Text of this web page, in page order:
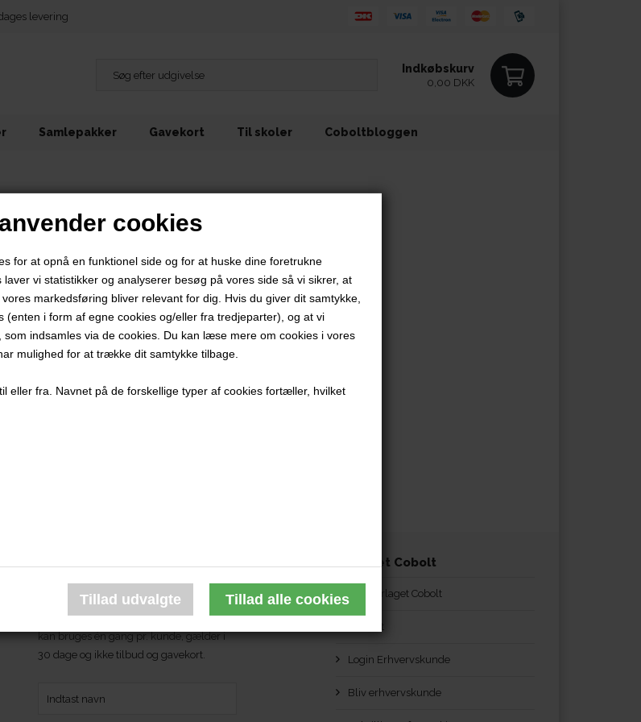
cookies
for at opnå en funktionel side og for at huske dine foretrukne
vi statistikker og analyserer besøg på vores side så vi sikrer, at
markedsføring bliver relevant for dig. Hvis du giver dit samtykke,
i form af egne cookies og/eller fra tredjeparter), og at vi
som indsamles via de cookies. Du kan læse mere om cookies i vores
mulighed for at trække dit samtykke tilbage.
eller fra. Navnet på de forskellige typer af cookies fortæller, hvilket
levering
Indkøbskurv
0,00 DKK
Samlepakker Gavekort Til skoler Coboltbloggen
Få 10 % rabat på din ordre første gang, du
tilmelder dig vores nyhedsbrev. Rabatten
kan bruges én gang pr. kunde, gælder i
30 dage og ikke tilbud og gavekort.
Forlaget Cobolt
Om Forlaget Cobolt
Login Erhvervskunde
Bliv erhvervskunde